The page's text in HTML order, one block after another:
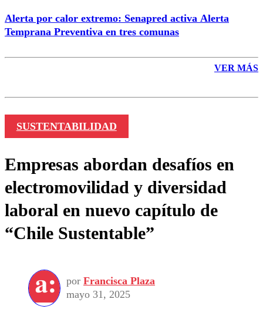
Alerta por calor extremo: Senapred activa Alerta
Temprana Preventiva en tres comunas
VER MÁS
SUSTENTABILIDAD
Empresas abordan desafíos en
electromovilidad y diversidad
laboral en nuevo capítulo de
“Chile Sustentable”
por Francisca Plaza
mayo 31, 2025